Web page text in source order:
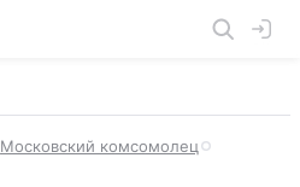
Московский комсомолец